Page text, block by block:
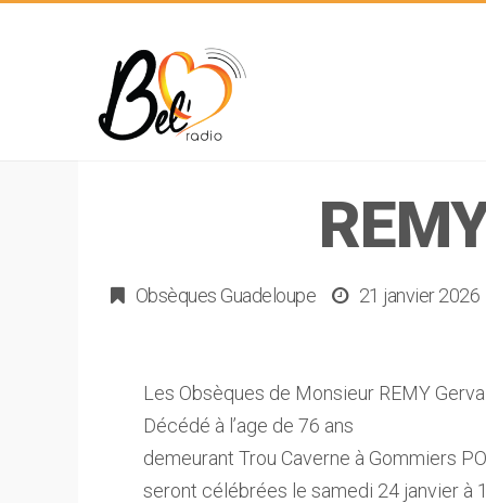
Obsèques Guadeloupe 21 janvier 2026
Les Obsèques de Monsieur REMY
Décédé à l’age de 76 ans
demeurant Trou Caverne à Gommiers
seront célébrées le samedi 24 janvier à